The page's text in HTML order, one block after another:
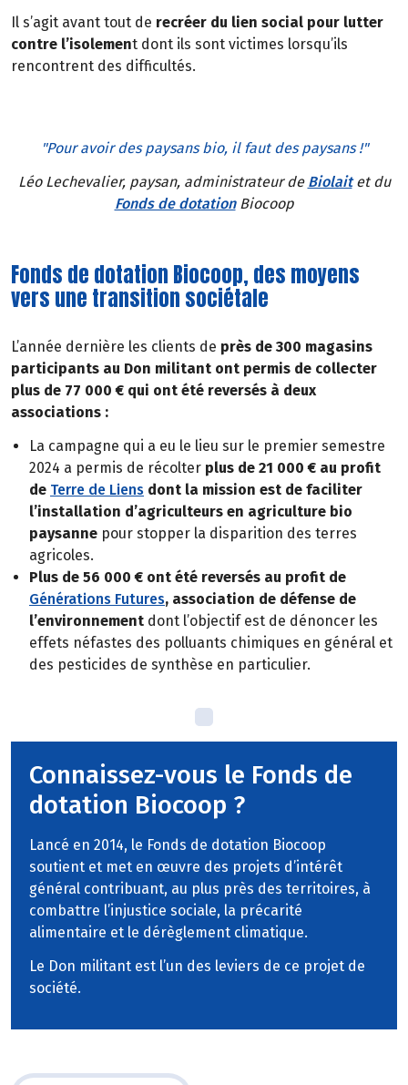
Il s’agit avant tout de recréer du lien social pour lutter
contre l’isolement dont ils sont victimes lorsqu’ils
rencontrent des difficultés.
"Pour avoir des paysans bio, il faut des paysans !"
Léo Lechevalier, paysan, administrateur de Biolaitet du
Fonds de dotationBiocoop
Fonds de dotation Biocoop, des moyens
vers une transition sociétale
L’année dernière les clients de près de 300 magasins
participants au Don militant ont permis de collecter
plus de 77 000 € qui ont été reversés à deux
associations :
La campagne qui a eu le lieu sur le premier semestre
2024 a permis de récolter plus de 21 000 € au profit
de Terre de Liens dont la mission est de faciliter
l’installation d’agriculteurs en agriculture bio
paysanne pour stopper la disparition des terres
agricoles.
Plus de 56 000 € ont été reversés au profit de
Générations Futures, association de défense de
l’environnement dont l’objectif est de dénoncer les
effets néfastes des polluants chimiques en général et
des pesticides de synthèse en particulier.
Connaissez-vous le Fonds de
dotation Biocoop ?
Lancé en 2014, le Fonds de dotation Biocoop
soutient et met en œuvre des projets d’intérêt
général contribuant, au plus près des territoires, à
combattre l’injustice sociale, la précarité
alimentaire et le dérèglement climatique.
Le Don militant est l’un des leviers de ce projet de
société.